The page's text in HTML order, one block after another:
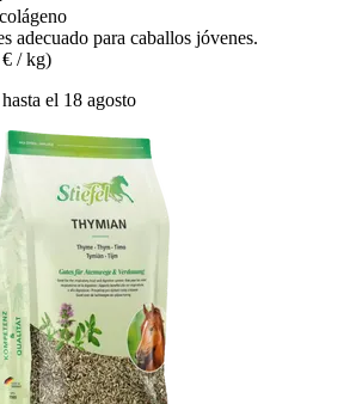
adecuado para caballos jóvenes.
/ kg)
el 18 agosto